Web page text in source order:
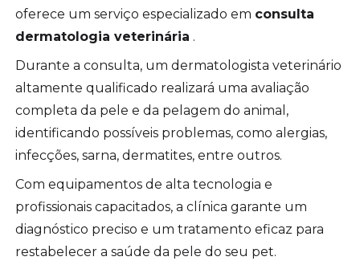
oferece um serviço especializado em consulta
dermatologia veterinária .
Durante a consulta, um dermatologista veterinário
altamente qualificado realizará uma avaliação
completa da pele e da pelagem do animal,
identificando possíveis problemas, como alergias,
infecções, sarna, dermatites, entre outros.
Com equipamentos de alta tecnologia e
profissionais capacitados, a clínica garante um
diagnóstico preciso e um tratamento eficaz para
restabelecer a saúde da pele do seu pet.